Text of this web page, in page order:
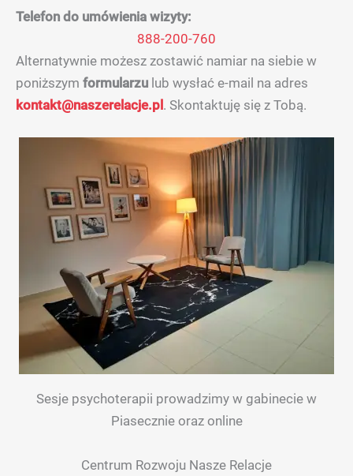
Telefon do umówienia wizyty:
888-200-760
Alternatywnie możesz zostawić namiar na siebie w
poniższym formularzu lub wysłać e-mail na adres
kontakt@naszerelacje.pl . Skontaktuję się z Tobą.
Sesje psychoterapii prowadzimy w gabinecie w
Piasecznie oraz online
Centrum Rozwoju Nasze Relacje